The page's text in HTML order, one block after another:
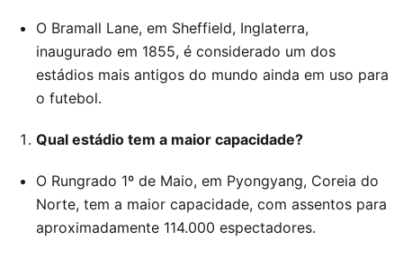
O Bramall Lane, em Sheffield, Inglaterra,
inaugurado em 1855, é considerado um dos
estádios mais antigos do mundo ainda em uso para
o futebol.
Qual estádio tem a maior capacidade?
O Rungrado 1º de Maio, em Pyongyang, Coreia do
Norte, tem a maior capacidade, com assentos para
aproximadamente 114.000 espectadores.